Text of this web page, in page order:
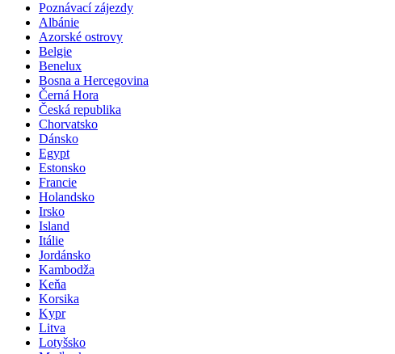
Poznávací zájezdy
Albánie
Azorské ostrovy
Belgie
Benelux
Bosna a Hercegovina
Černá Hora
Česká republika
Chorvatsko
Dánsko
Egypt
Estonsko
Francie
Holandsko
Irsko
Island
Itálie
Jordánsko
Kambodža
Keňa
Korsika
Kypr
Litva
Lotyšsko